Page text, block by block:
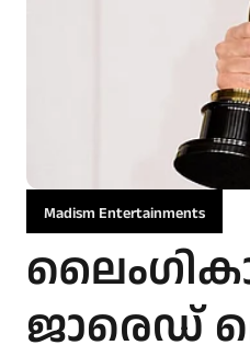
Madism Entertainments
ജാരെഡ്